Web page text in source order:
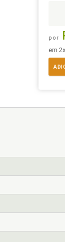
por
em